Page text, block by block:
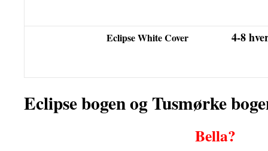
Eclipse White Cover 4-8
Eclipse bogen og Tusmørke
Bella?